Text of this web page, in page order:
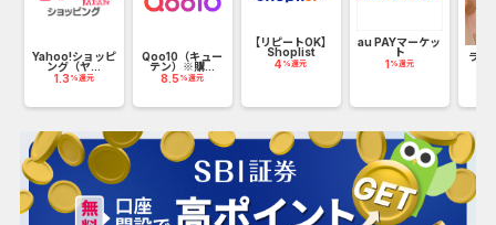
Yahoo!ショッピ
ング（ヤ...
1.3 %還元
Qoo10（キュー
テン）※購...
8.5 %還元
【リピートOK】
Shoplist
4 %還元
au PAYマーケッ
ト
1 %還元
ラデ